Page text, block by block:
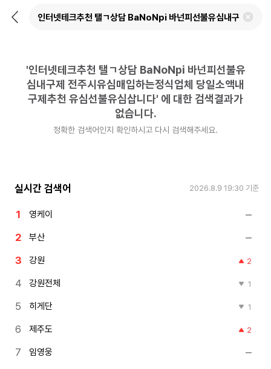
뒤
검
'인터넷테크추천 탤ㄱ상담 BaNoNpi 바넌피선불유
심내구제 전주시유심매입하는정식업체 당일소액내
구제추천 유심선불유심삽니다' 에 대한 검색결과가
없습니다.
정확한 검색어인지 확인하시고 다시 검색해주세요.
실시간 검색어 2026.8.9 19:30 기준
영케이
부산
강원 2
강원전체 1
히게단 1
제주도 2
임영웅